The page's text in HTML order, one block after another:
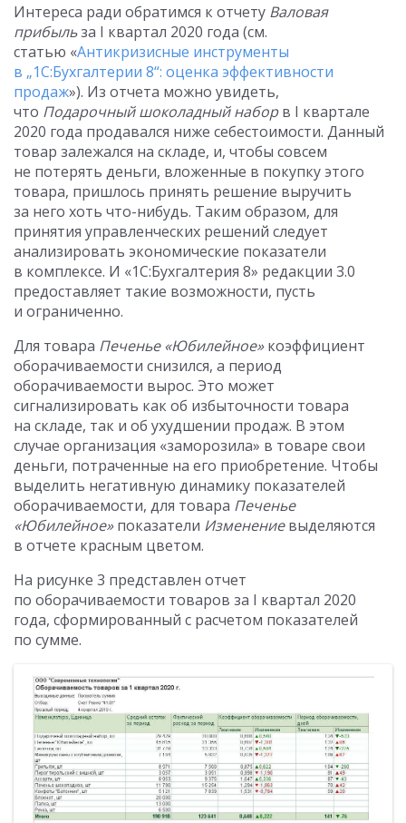
Интереса ради обратимся к отчету Валовая
прибыльза I квартал 2020 года (см.
статью «Антикризисные инструменты
в „1С:Бухгалтерии 8“: оценка эффективности
продаж»). Из отчета можно увидеть,
что Подарочный шоколадный наборв I квартале
2020 года продавался ниже себестоимости. Данный
товар залежался на складе, и, чтобы совсем
не потерять деньги, вложенные в покупку этого
товара, пришлось принять решение выручить
за него хоть что-нибудь. Таким образом, для
принятия управленческих решений следует
анализировать экономические показатели
в комплексе. И «1С:Бухгалтерия 8» редакции 3.0
предоставляет такие возможности, пусть
и ограниченно.
Для товара Печенье «Юбилейное»коэффициент
оборачиваемости снизился, а период
оборачиваемости вырос. Это может
сигнализировать как об избыточности товара
на складе, так и об ухудшении продаж. В этом
случае организация «заморозила» в товаре свои
деньги, потраченные на его приобретение. Чтобы
выделить негативную динамику показателей
оборачиваемости, для товара Печенье
«Юбилейное»показатели Изменениевыделяются
в отчете красным цветом.
На рисунке 3 представлен отчет
по оборачиваемости товаров за I квартал 2020
года, сформированный с расчетом показателей
по сумме.